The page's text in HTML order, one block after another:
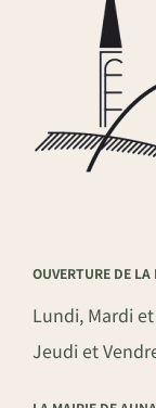
OUVERTURE DE LA
Lundi, Mardi
Jeudi et